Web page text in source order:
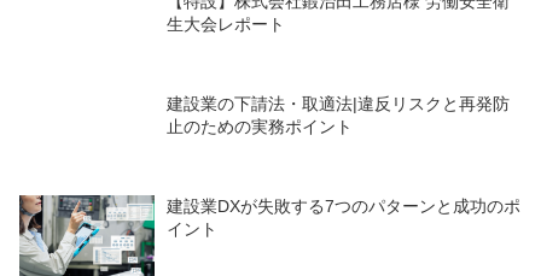
生大会レポート
建設業の下請法・取適法|違反リスクと再発防
止のための実務ポイント
建設業DXが失敗する7つのパターンと成功のポ
イント